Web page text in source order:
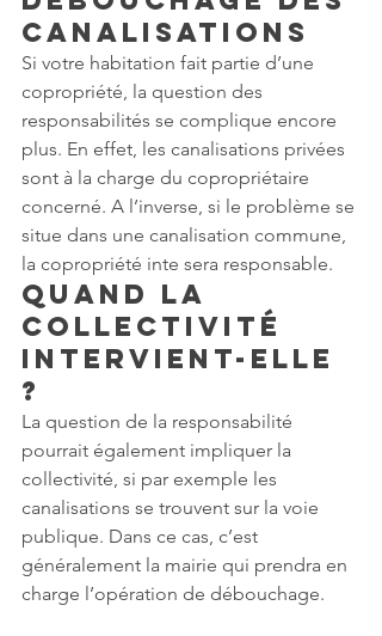
canalisations
Si votre habitation fait partie d’une
copropriété, la question des
responsabilités se complique encore
plus. En effet, les canalisations privées
sont à la charge du copropriétaire
concerné. A l’inverse, si le problème se
situe dans une canalisation commune,
la copropriété inte sera responsable.
Quand la
collectivité
intervient-elle
?
La question de la responsabilité
pourrait également impliquer la
collectivité, si par exemple les
canalisations se trouvent sur la voie
publique. Dans ce cas, c’est
généralement la mairie qui prendra en
charge l’opération de débouchage.